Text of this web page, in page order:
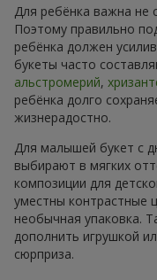
Для ребёнка важна не
Поэтому правильно
ребёнка должен
букеты часто
альстромерий,
ребёнка долго
жизнерадостно.
Для малышей букет с
выбирают в мягких
композиции для
уместны контрастные
необычная упаковка.
дополнить игрушкой
сюрприза.